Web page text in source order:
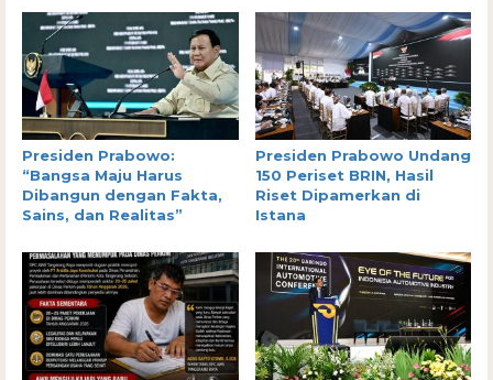
Presiden Prabowo:
“Bangsa Maju Harus
Dibangun dengan Fakta,
Sains, dan Realitas”
Presiden Prabowo Undang
150 Periset BRIN, Hasil
Riset Dipamerkan di
Istana